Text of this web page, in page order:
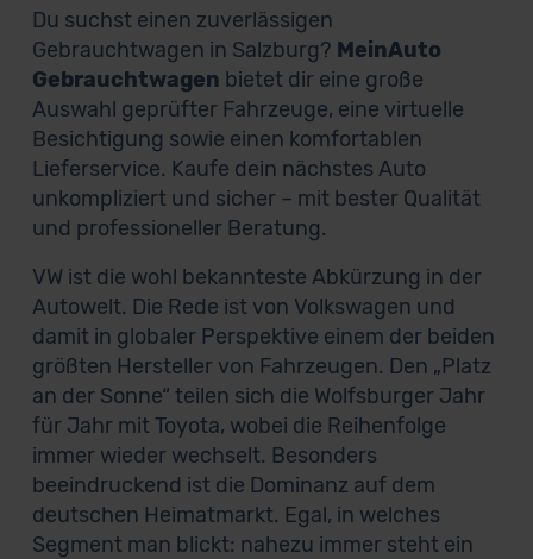
Du suchst einen zuverlässigen
Gebrauchtwagen in Salzburg? MeinAuto
Gebrauchtwagen bietet dir eine große
Auswahl geprüfter Fahrzeuge, eine virtuelle
Besichtigung sowie einen komfortablen
Lieferservice. Kaufe dein nächstes Auto
unkompliziert und sicher – mit bester Qualität
und professioneller Beratung.
VW ist die wohl bekannteste Abkürzung in der
Autowelt. Die Rede ist von Volkswagen und
damit in globaler Perspektive einem der beiden
größten Hersteller von Fahrzeugen. Den „Platz
an der Sonne“ teilen sich die Wolfsburger Jahr
für Jahr mit Toyota, wobei die Reihenfolge
immer wieder wechselt. Besonders
beeindruckend ist die Dominanz auf dem
deutschen Heimatmarkt. Egal, in welches
Segment man blickt: nahezu immer steht ein